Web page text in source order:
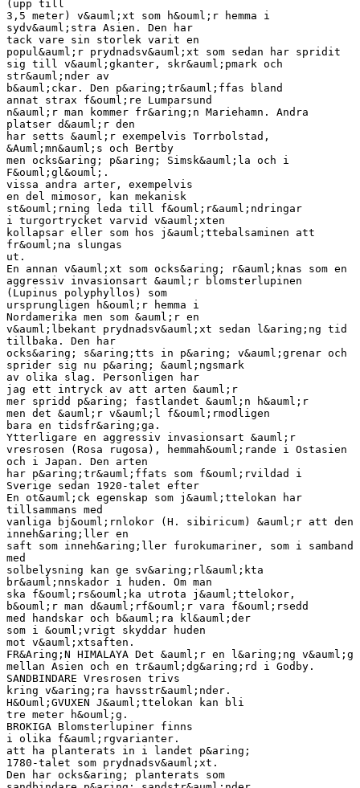
(upp till
3,5 meter) v&auml;xt som h&ouml;r hemma i
sydv&auml;stra Asien. Den har
tack vare sin storlek varit en
popul&auml;r prydnadsv&auml;xt som sedan har spridit
sig till v&auml;gkanter, skr&auml;pmark och
str&auml;nder av
b&auml;ckar. Den p&aring;tr&auml;ffas bland
annat strax f&ouml;re Lumparsund
n&auml;r man kommer fr&aring;n Mariehamn. Andra
platser d&auml;r den
har setts &auml;r exempelvis Torrbolstad,
&Auml;mn&auml;s och Bertby
men ocks&aring; p&aring; Simsk&auml;la och i
F&ouml;gl&ouml;.
vissa andra arter, exempelvis
en del mimosor, kan mekanisk
st&ouml;rning leda till f&ouml;r&auml;ndringar
i turgortrycket varvid v&auml;xten
kollapsar eller som hos j&auml;ttebalsaminen att
fr&ouml;na slungas
ut.
En annan v&auml;xt som ocks&aring; r&auml;knas som en
aggressiv invasionsart &auml;r blomsterlupinen
(Lupinus polyphyllos) som
ursprungligen h&ouml;r hemma i
Nordamerika men som &auml;r en
v&auml;lbekant prydnadsv&auml;xt sedan l&aring;ng tid
tillbaka. Den har
ocks&aring; s&aring;tts in p&aring; v&auml;grenar och
sprider sig nu p&aring; &auml;ngsmark
av olika slag. Personligen har
jag ett intryck av att arten &auml;r
mer spridd p&aring; fastlandet &auml;n h&auml;r
men det &auml;r v&auml;l f&ouml;rmodligen
bara en tidsfr&aring;ga.
Ytterligare en aggressiv invasionsart &auml;r
vresrosen (Rosa rugosa), hemmah&ouml;rande i Ostasien
och i Japan. Den arten
har p&aring;tr&auml;ffats som f&ouml;rvildad i
Sverige sedan 1920-talet efter
En ot&auml;ck egenskap som j&auml;ttelokan har
tillsammans med
vanliga bj&ouml;rnlokor (H. sibiricum) &auml;r att den
inneh&aring;ller en
saft som inneh&aring;ller furokumariner, som i samband
med
solbelysning kan ge sv&aring;rl&auml;kta
br&auml;nnskador i huden. Om man
ska f&ouml;rs&ouml;ka utrota j&auml;ttelokor,
b&ouml;r man d&auml;rf&ouml;r vara f&ouml;rsedd
med handskar och b&auml;ra kl&auml;der
som i &ouml;vrigt skyddar huden
mot v&auml;xtsaften.
FR&Aring;N HIMALAYA Det &auml;r en l&aring;ng v&auml;g
mellan Asien och en tr&auml;dg&aring;rd i Godby.
SANDBINDARE Vresrosen trivs
kring v&aring;ra havsstr&auml;nder.
H&Ouml;GVUXEN J&auml;ttelokan kan bli
tre meter h&ouml;g.
BROKIGA Blomsterlupiner finns
i olika f&auml;rgvarianter.
att ha planterats in i landet p&aring;
1780-talet som prydnadsv&auml;xt.
Den har ocks&aring; planterats som